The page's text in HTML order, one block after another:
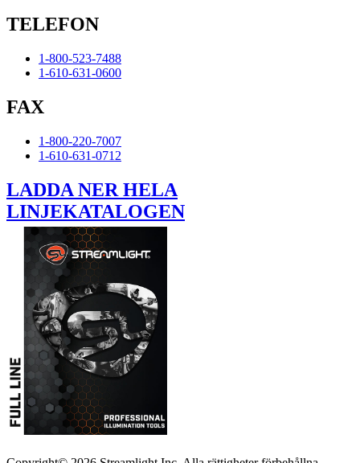
TELEFON
1-800-523-7488
1-610-631-0600
FAX
1-800-220-7007
1-610-631-0712
LADDA NER HELA
LINJEKATALOGEN